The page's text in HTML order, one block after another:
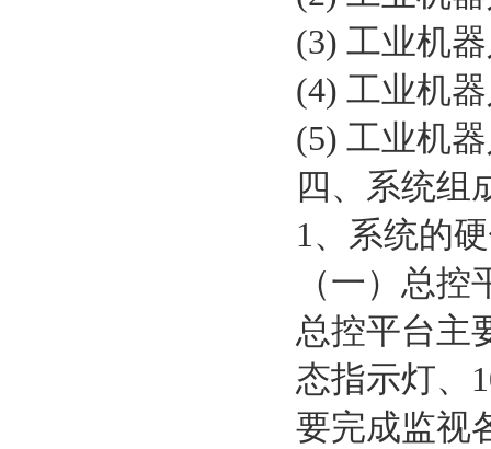
(3) 工业机
(4) 工业机
(5) 工业机
四、系统组
1、系统的
（一）总控
总控平台主
态指示灯、
要完成监视